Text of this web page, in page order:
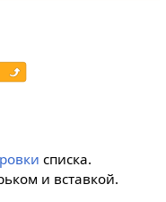
списка.
и вставкой.